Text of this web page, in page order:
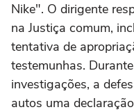
Nike". O dirigente
na Justiça comum,
tentativa de
testemunhas.
investigações, a
autos uma